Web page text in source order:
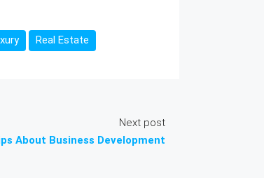
Real Estate
Next post
About Business Development